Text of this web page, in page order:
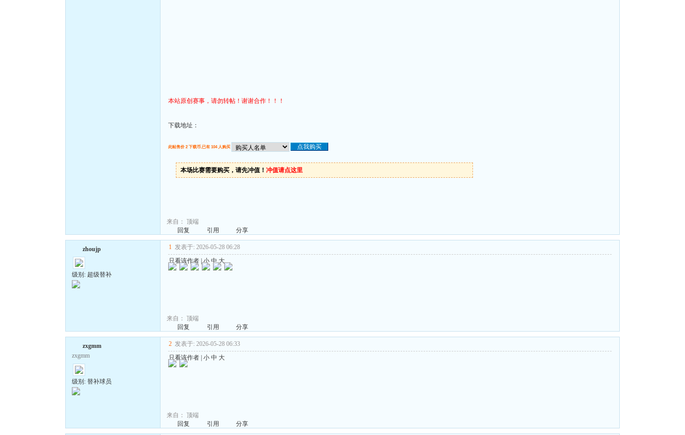
本站原创赛事，请勿转帖！谢谢合作！！！
下载地址：
此帖售价 2 下载币,已有 104 人购买
本场比赛需要购买，请先冲值！ 冲值请点这里
来自： 顶端
回复
引用 分享
zhoujp
级别: 超级替补
1 发表于: 2026-05-28 06:28
只看该作者|小 中 大
来自： 顶端
回复
引用 分享
zxgmm
zxgmm
级别: 替补球员
2 发表于: 2026-05-28 06:33
只看该作者| 小 中 大
来自： 顶端
回复
引用 分享